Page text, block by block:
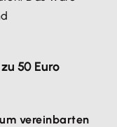
50 Euro
vereinbarten